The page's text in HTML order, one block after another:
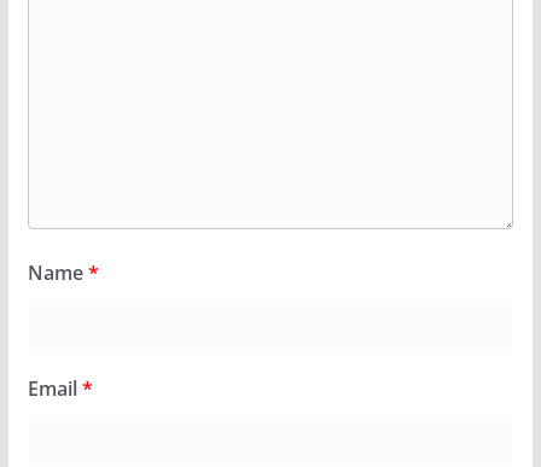
Name*
Email*